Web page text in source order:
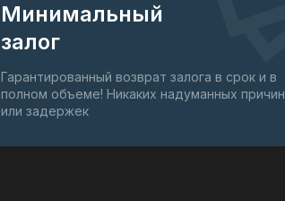
Минимальный
залог
Гарантированный возврат залога в срок и в
полном объеме! Никаких надуманных причин
или задержек